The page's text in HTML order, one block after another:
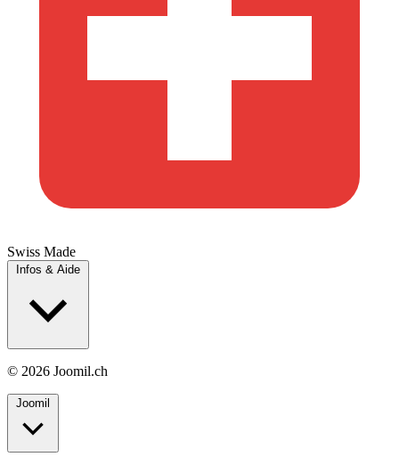
Swiss Made
Infos & Aide
© 2026 Joomil.ch
Joomil